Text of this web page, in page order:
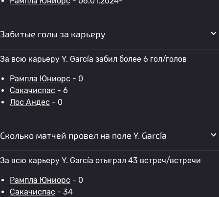
Забитые голы за карьеру
За всю карьеру Y. García забил более 6 гол/голов
Рампла Юниорс - 0
Сакачиспас - 6
Лос Андес - 0
Сколько матчей провел на поле Y. García
За всю карьеру Y. García отыграл 43 встреч/встречи
Рампла Юниорс - 0
Сакачиспас - 34